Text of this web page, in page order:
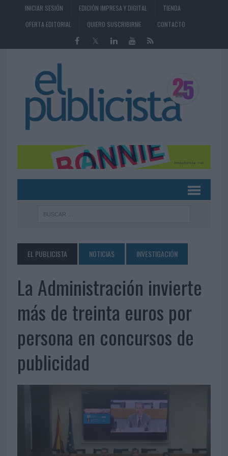
INICIAR SESIÓN EDICIÓN IMPRESA Y DIGITAL
TIENDA
OFERTA EDITORIAL
QUIERO SUSCRIBIRME CONTACTO
EL PUBLICISTA NOTICIAS INVESTIGACIÓN
La Administración invierte
más de treinta euros por
persona en concursos de
publicidad